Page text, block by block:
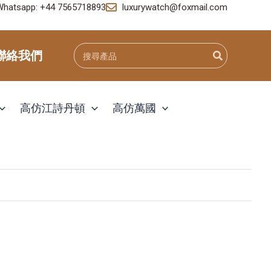
+44 7565718893 luxurywatch@foxmail.com
絡我們
Search
for:
高仿江詩丹頓 高仿萬國